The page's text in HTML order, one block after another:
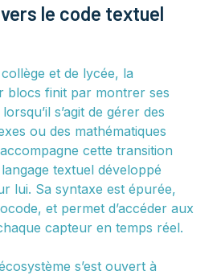
vers le code textuel
et de lycée, la
blocs finit par montrer ses
s’agit de gérer des
ou des mathématiques
cette transition
textuel développé
lui. Sa syntaxe est épurée,
et permet d’accéder aux
capteur en temps réel.
s’est ouvert à